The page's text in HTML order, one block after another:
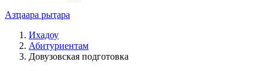
Азҵаара рыҭара
Ихадоу
Абитуриентам
Довузовская подготовка